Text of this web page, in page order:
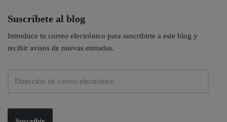
Suscríbete al blog
Introduce tu correo electrónico para suscribirte a este blog y
recibir avisos de nuevas entradas.